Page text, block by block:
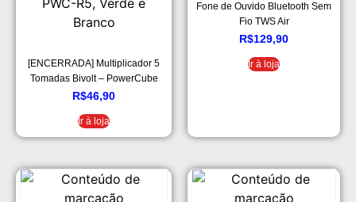
[ENCERRADA] Multiplicador 5
Tomadas Bivolt – PowerCube
ELG – PWC-R5, Verde e Branco
R$46,90
Ir à loja
Fone de Ouvido Bluetooth Sem
Fio TWS Air
R$129,90
Ir à loja